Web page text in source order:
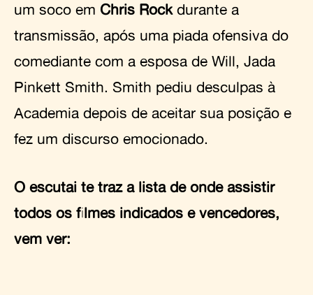
um soco em Chris Rockdurante a
transmissão, após uma piada ofensiva do
comediante com a esposa de Will, Jada
Pinkett Smith. Smith pediu desculpas à
Academia depois de aceitar sua posição e
fez um discurso emocionado.
O escutai te traz a lista de onde assistir
todos os filmes indicados e vencedores,
vem ver: